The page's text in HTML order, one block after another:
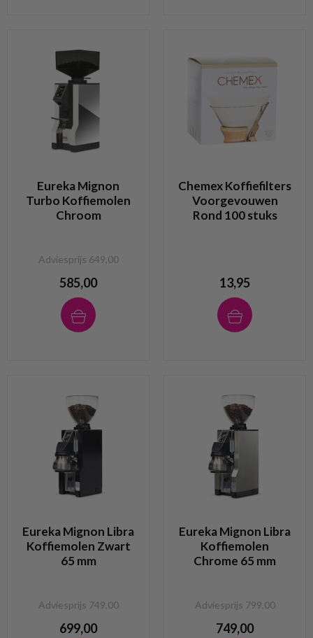
Eureka Mignon
Turbo Koffiemolen
Chroom
Adviesprijs 649,00
585,00
Chemex Koffiefilters
Voorgevouwen
Rond 100 stuks
13,95
Eureka Mignon Libra
Koffiemolen Zwart
65 mm
Adviesprijs 749,00
699,00
Eureka Mignon Libra
Koffiemolen
Chrome 65 mm
Adviesprijs 799,00
749,00